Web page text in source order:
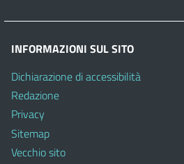
INFORMAZIONI SUL SITO
Dichiarazione di accessibilità
Redazione
Privacy
Sitemap
Vecchio sito